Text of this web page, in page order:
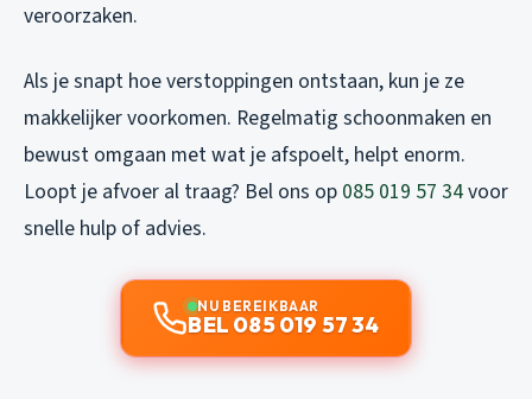
veroorzaken.
Als je snapt hoe verstoppingen ontstaan, kun je ze
makkelijker voorkomen. Regelmatig schoonmaken en
bewust omgaan met wat je afspoelt, helpt enorm.
Loopt je afvoer al traag? Bel ons op 085 019 57 34voor
snelle hulp of advies.
NU BEREIKBAAR
BEL 085 019 57 34